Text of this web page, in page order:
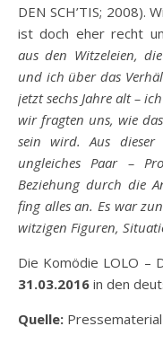
DEN SCH’TIS; 2008).
ist doch eher recht
aus den Witzeleien,
und ich über das
jetzt sechs Jahre alt –
wir fragten uns, wie
sein wird. Aus
ungleiches Paar –
Beziehung durch die
fing alles an. Es war
witzigen Figuren,
Die Komödie LOLO –
31.03.2016 in den
Quelle: